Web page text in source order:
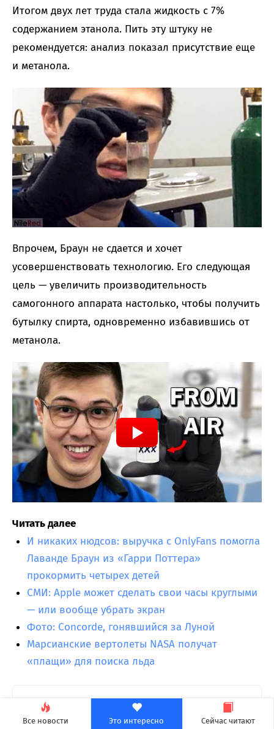
Все новости Это интересно Сейчас читают
Итогом двух лет труда стала жидкость с 7%
содержанием этанола. Пить эту штуку не
рекомендуется: анализ показал присутствие еще
и метанола.
Впрочем, Браун не сдается и хочет
усовершенствовать технологию. Его следующая
цель — увеличить производительность
самогонного аппарата настолько, чтобы получить
бутылку спирта, одновременно избавившись от
метанола.
Читать далее
И никаких нюдсов: выручка с OnlyFans помогла
Лаванде Браун из «Гарри Поттера»
прокормить четырех детей
СМИ: Apple может сделать свои часы круглыми
— или вообще убрать экран
Фото: Concorde, гонявшийся за Луной
Марсианские вертолеты NASA получат
«плащи» для поиска льда
Metro 2039 запретят в России?